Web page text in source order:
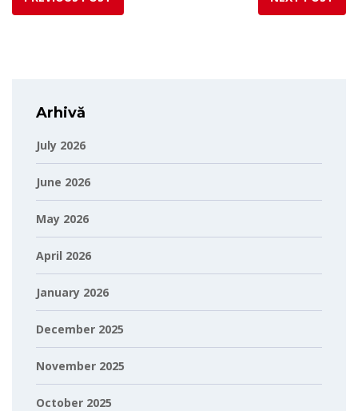
Arhivă
July 2026
June 2026
May 2026
April 2026
January 2026
December 2025
November 2025
October 2025